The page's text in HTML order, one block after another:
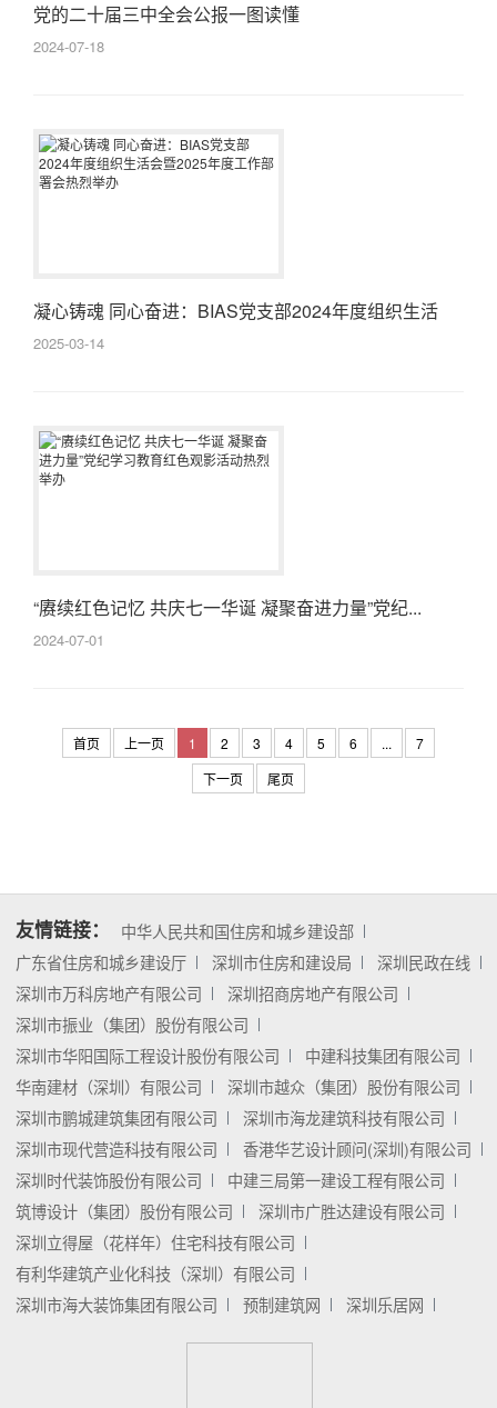
党的二十届三中全会公报一图读懂
2024-07-18
凝心铸魂 同心奋进：BIAS党支部2024年度组织生活
会...
2025-03-14
“赓续红色记忆 共庆七一华诞 凝聚奋进力量”党纪...
2024-07-01
首页 上一页 1 2 3 4 5 6 ...
7
下一页
尾页
友情链接：
中华人民共和国住房和城乡建设部
广东省住房和城乡建设厅
深圳市住房和建设局
深圳民政在线
深圳市万科房地产有限公司
深圳招商房地产有限公司
深圳市振业（集团）股份有限公司
深圳市华阳国际工程设计股份有限公司
中建科技集团有限公司
华南建材（深圳）有限公司
深圳市越众（集团）股份有限公司
深圳市鹏城建筑集团有限公司
深圳市海龙建筑科技有限公司
深圳市现代营造科技有限公司
香港华艺设计顾问(深圳)有限公司
深圳时代装饰股份有限公司
中建三局第一建设工程有限公司
筑博设计（集团）股份有限公司
深圳市广胜达建设有限公司
深圳立得屋（花样年）住宅科技有限公司
有利华建筑产业化科技（深圳）有限公司
深圳市海大装饰集团有限公司
预制建筑网 深圳乐居网